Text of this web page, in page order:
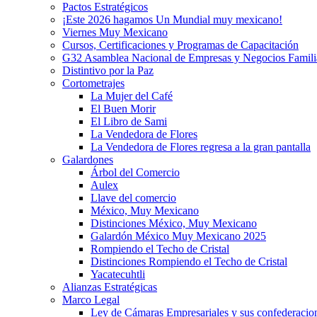
Pactos Estratégicos
¡Este 2026 hagamos Un Mundial muy mexicano!
Viernes Muy Mexicano
Cursos, Certificaciones y Programas de Capacitación
G32 Asamblea Nacional de Empresas y Negocios
Distintivo por la Paz
Cortometrajes
La Mujer del Café
El Buen Morir
El Libro de Sami
La Vendedora de Flores
La Vendedora de Flores regresa a la gran pantalla
Galardones
Árbol del Comercio
Aulex
Llave del comercio
México, Muy Mexicano
Distinciones México, Muy Mexicano
Galardón México Muy Mexicano 2025
Rompiendo el Techo de Cristal
Distinciones Rompiendo el Techo de Cristal
Yacatecuhtli
Alianzas Estratégicas
Marco Legal
Ley de Cámaras Empresariales y sus